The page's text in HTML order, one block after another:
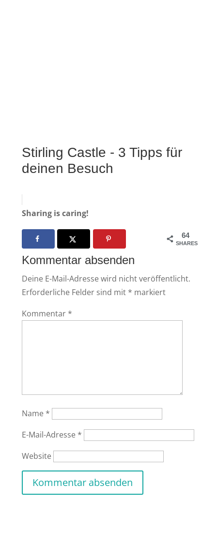
Stirling Castle - 3 Tipps für
deinen Besuch
Sharing is caring!
64
SHARES
Kommentar absenden
Deine E-Mail-Adresse wird nicht veröffentlicht.
Erforderliche Felder sind mit * markiert
Kommentar *
Name *
E-Mail-Adresse *
Website